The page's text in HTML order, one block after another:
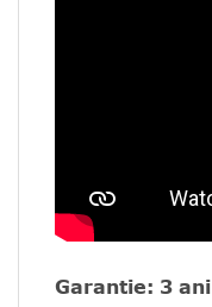
Garantie: 3 ani